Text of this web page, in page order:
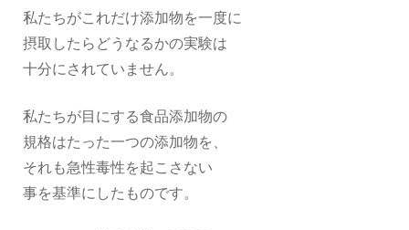
私たちがこれだけ添加物を一度に
摂取したらどうなるかの実験は
十分にされていません。
私たちが目にする食品添加物の
規格はたった一つの添加物を、
それも急性毒性を起こさない
事を基準にしたものです。